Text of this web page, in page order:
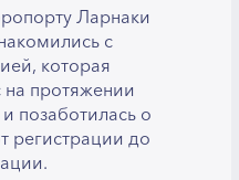
Ларнаки
с
которая
протяжении
позаботилась о
регистрации до